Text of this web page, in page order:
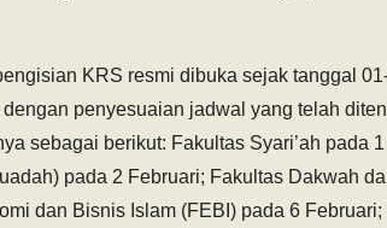
KRS resmi dibuka sejak tanggal
penyesuaian jadwal yang telah
sebagai berikut: Fakultas Syari’ah pada
pada 2 Februari; Fakultas Dakwah
dan Bisnis Islam (FEBI) pada 6 Februari;